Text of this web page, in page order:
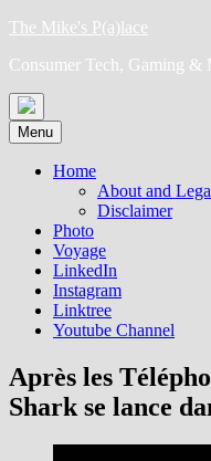
Skip
content
The Mike's P(a)lace
Consumer Tech, Gaming
Menu
Home
About and
Disclaimer
Photo
Voyage
LinkedIn
Instagram
Linktree
Youtube Channel
Après les
Shark se lance